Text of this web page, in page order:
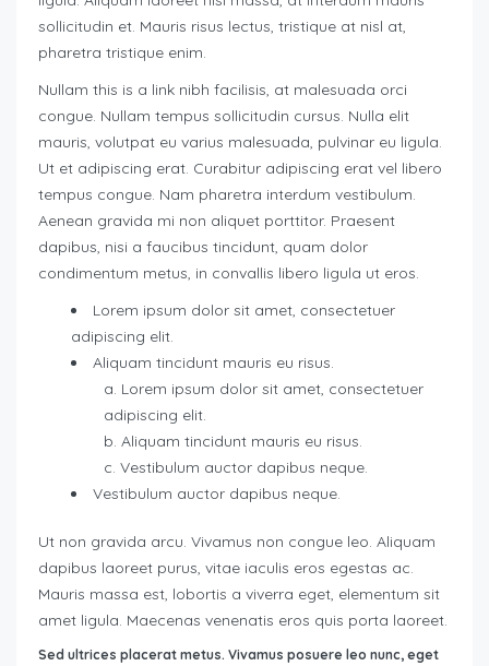
sollicitudin et. Mauris risus lectus, tristique at nisl at,
pharetra tristique enim.
Nullam this is a link nibh facilisis, at malesuada orci
congue. Nullam tempus sollicitudin cursus. Nulla elit
mauris, volutpat eu varius malesuada, pulvinar eu ligula.
Ut et adipiscing erat. Curabitur adipiscing erat vel libero
tempus congue. Nam pharetra interdum vestibulum.
Aenean gravida mi non aliquet porttitor. Praesent
dapibus, nisi a faucibus tincidunt, quam dolor
condimentum metus, in convallis libero ligula ut eros.
Lorem ipsum dolor sit amet, consectetuer
adipiscing elit.
Aliquam tincidunt mauris eu risus.
Lorem ipsum dolor sit amet, consectetuer
adipiscing elit.
Aliquam tincidunt mauris eu risus.
Vestibulum auctor dapibus neque.
Vestibulum auctor dapibus neque.
Ut non gravida arcu. Vivamus non congue leo. Aliquam
dapibus laoreet purus, vitae iaculis eros egestas ac.
Mauris massa est, lobortis a viverra eget, elementum sit
amet ligula. Maecenas venenatis eros quis porta laoreet.
Sed ultrices placerat metus. Vivamus posuere leo nunc, eget